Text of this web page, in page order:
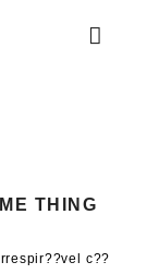
THING
c??